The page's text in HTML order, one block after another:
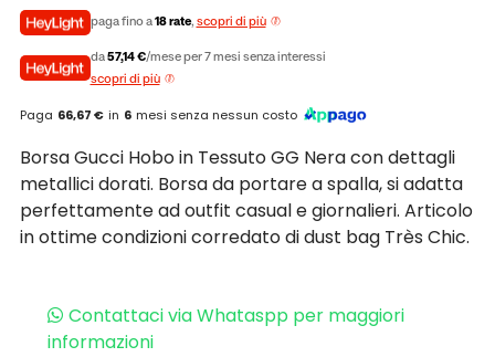
paga fino a18 rate, scopri di più
da57,14 €/mese per 7 mesi senza interessi
scopri di più
Paga 66,67 € in 6 mesi senza nessun costo
Borsa Gucci Hobo in Tessuto GG Nera con dettagli
metallici dorati. Borsa da portare a spalla, si adatta
perfettamente ad outfit casual e giornalieri. Articolo
in ottime condizioni corredato di dust bag Très Chic.
Contattaci via Whataspp per maggiori
informazioni